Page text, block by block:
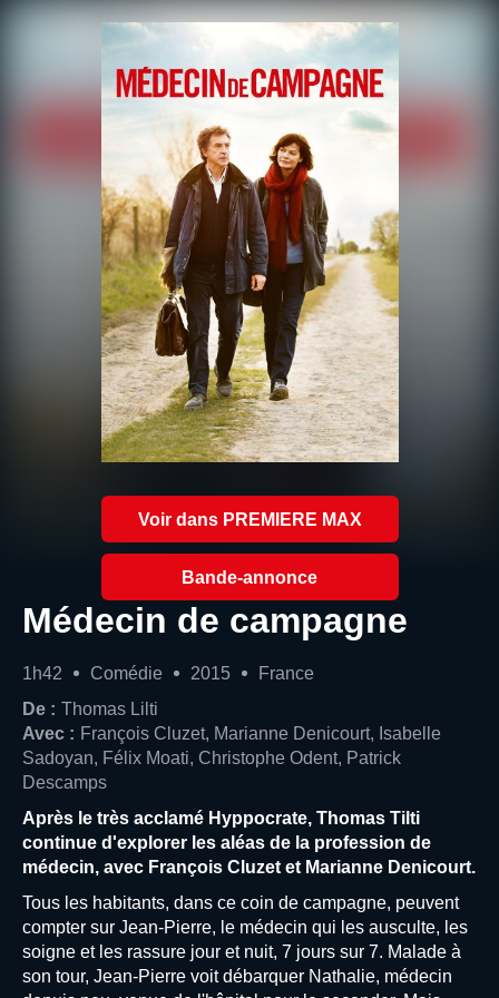
Voir dans PREMIERE MAX
Bande-annonce
Médecin de campagne
1h42 Comédie 2015
France
De : Thomas Lilti
Avec : François Cluzet, Marianne Denicourt, Isabelle
Sadoyan, Félix Moati, Christophe Odent, Patrick
Descamps
Après le très acclamé Hyppocrate, Thomas Tilti
continue d'explorer les aléas de la profession de
médecin, avec François Cluzet et Marianne Denicourt.
Tous les habitants, dans ce coin de campagne, peuvent
compter sur Jean-Pierre, le médecin qui les ausculte, les
soigne et les rassure jour et nuit, 7 jours sur 7. Malade à
son tour, Jean-Pierre voit débarquer Nathalie, médecin